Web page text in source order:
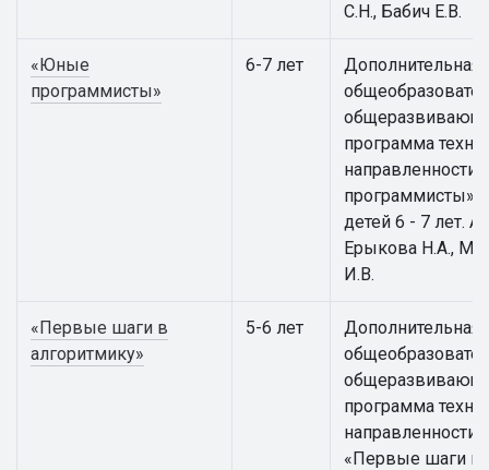
С.Н., Бабич Е.В.
«Юные
программисты»
6-7 лет
Дополнительная
программа
программисты»
детей 6 - 7 лет.
Ерыкова Н.А.,
И.В.
«Первые шаги в
алгоритмику»
5-6 лет
Дополнительная
программа
направленности
«Первые шаги в